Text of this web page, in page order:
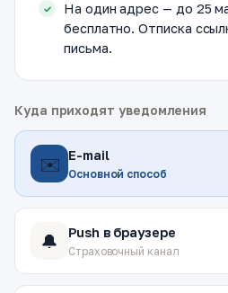
На один адрес — до 25
бесплатно. Отписка
письма.
Куда приходят уведомления
✉️ E-mail
Основной способ
🔔 Push в браузере
Страховочный канал